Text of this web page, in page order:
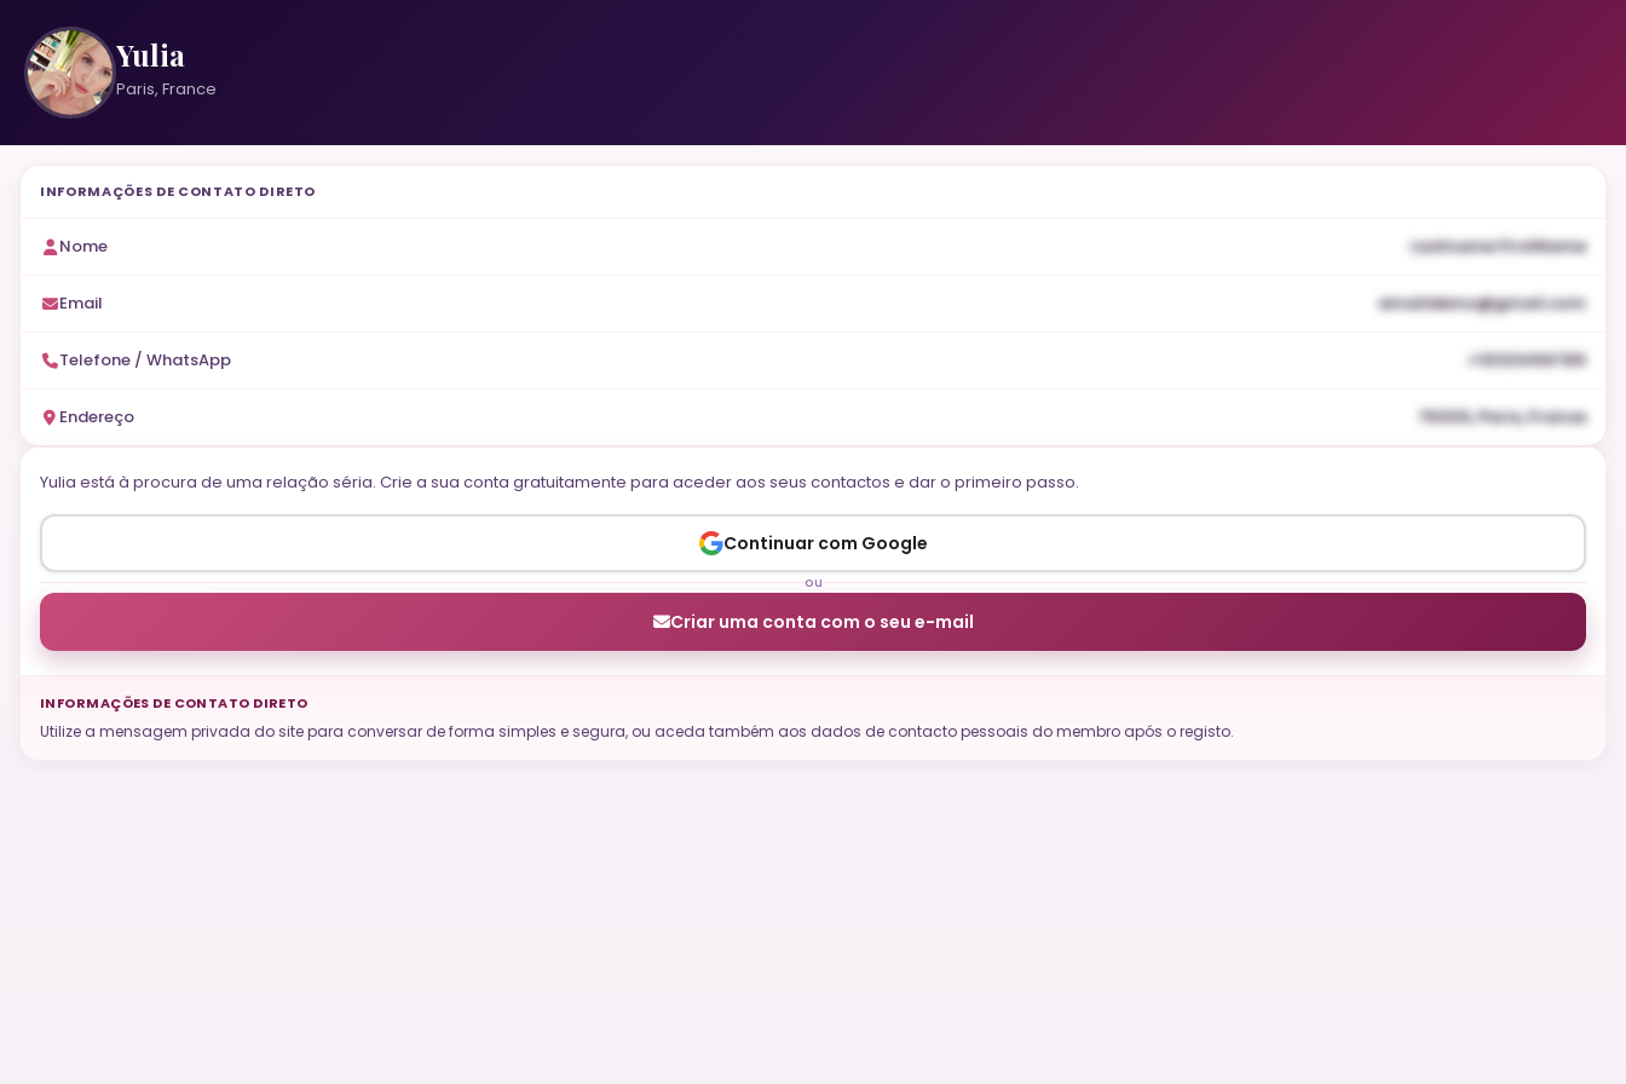
Yulia
Paris, France
INFORMAÇÕES DE CONTATO DIRETO
Nome Lastname FirstName
Email emaildemo@gmail.com
Telefone / WhatsApp +10123456789
Endereço 75000, Paris, France
Yulia está à procura de uma relação séria. Crie a sua conta gratuitamente para aceder aos seus contactos e dar o primeiro passo.
Continuar com Google
ou
Criar uma conta com o seu e-mail
INFORMAÇÕES DE CONTATO DIRETO
Utilize a mensagem privada do site para conversar de forma simples e segura, ou aceda também aos dados de contacto pessoais do membro após o registo.